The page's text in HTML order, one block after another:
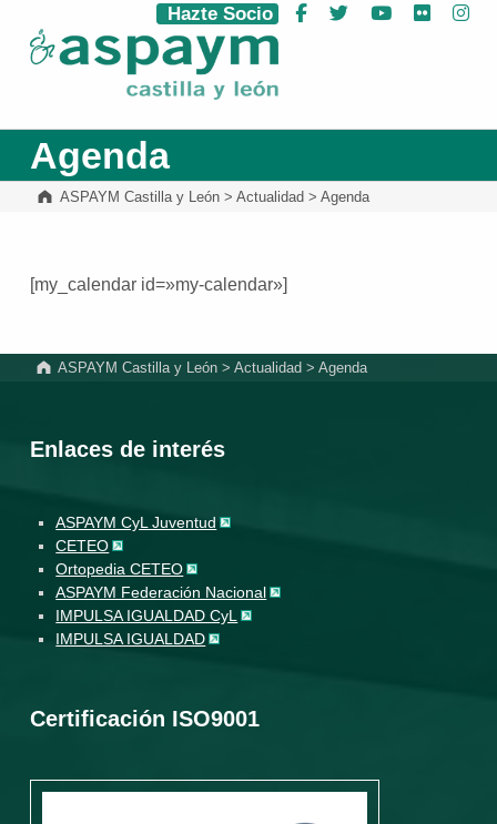
ASPAYM Castilla y León
Hazte Socio Facebook
Twitter YouTube
Flickr
Agenda
ASPAYM Castilla y León> Actualidad > Agenda
[my_calendar id=»my-calendar»]
ASPAYM Castilla y León >Actualidad >Agenda
Enlaces de interés
ASPAYM CyL Juventud
CETEO
Ortopedia CETEO
ASPAYM Federación Nacional
IMPULSA IGUALDAD CyL
IMPULSA IGUALDAD
Certificación ISO9001